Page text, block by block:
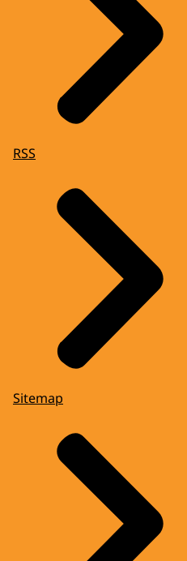
RSS
Sitemap